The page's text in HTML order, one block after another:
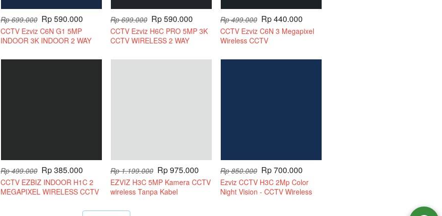
Rp 699.000 Rp 590.000
CCTV Ezviz C6N G1 5MP
INDOOR 3K INDOOR 2 WAY
Rp 699.000 Rp 590.000
CCTV Ezviz H6C PRO 5MP 3K
CCTV WIRELESS 2 WAY
Rp 499.000 Rp 440.000
CCTV Ezviz C6N 3 Megapixel
Wireless CCTV
Rp 499.000 Rp 385.000
CCTV EZBIZ INDOOR H1C 2
MEGAPIXEL WIRELESS CCTV
Rp 1.199.000 Rp 975.000
EZVIZ H3C 5MP Kamera CCTV
wireless Tanpa Kabel
Rp 850.000 Rp 700.000
Ezviz CCTV H3C 2Mp Color
Night Vision - CCTV Wireless